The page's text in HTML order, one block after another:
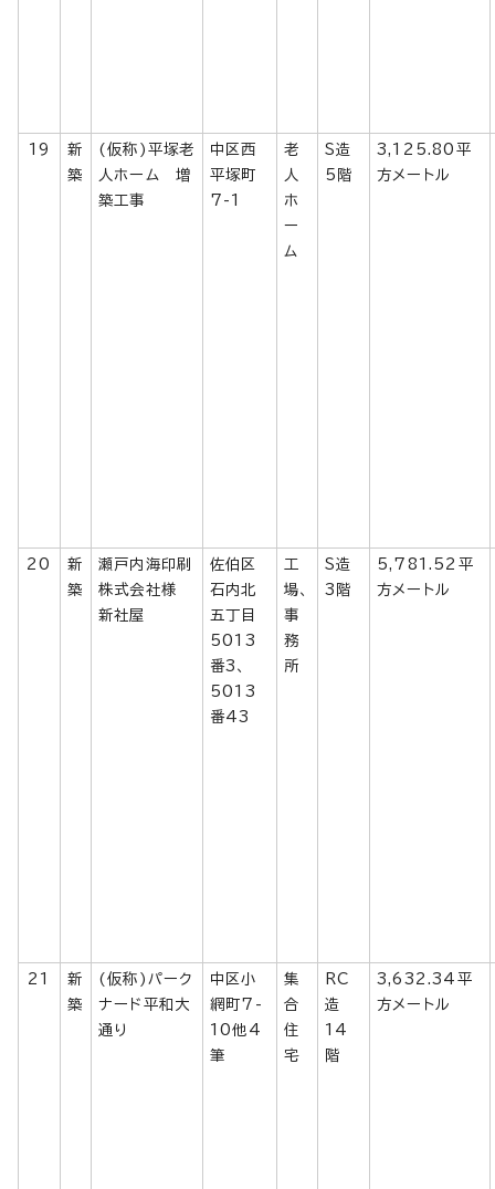
19
新
築
(仮称)平塚老
人ホーム 増
築工事
中区西
平塚町
7-1
老
人
ホ
ー
ム
S造
5階
3,125.80平
方メートル
20
新
築
瀬戸内海印刷
株式会社様
新社屋
佐伯区
石内北
五丁目
5013
番3、
5013
番43
工
場、
事
務
所
S造
3階
5,781.52平
方メートル
21
新
築
(仮称)パーク
ナード平和大
通り
中区小
網町7-
10他4
筆
集
合
住
宅
RC
造
14
階
3,632.34平
方メートル